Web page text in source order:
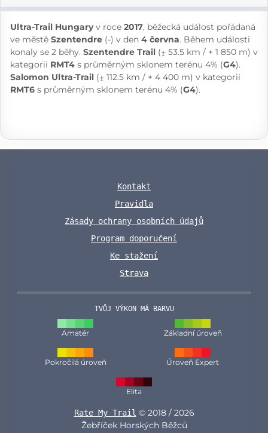
Ultra-Trail Hungaryv roce 2017, běžecká událost pořádaná
ve městě Szentendre (-) v den 4 června. Během události
konaly se 2 běhy. Szentendre Trail (⨦ 53.5 km / + 1 850 m) v
kategorii RMT4 s průměrným sklonem terénu 4% (G4).
Salomon Ultra-Trail (⨦ 112.5 km / + 4 400 m) v kategorii
RMT6 s průměrným sklonem terénu 4% (G4).
Kontakt
Pravidla
Zásady ochrany osobních údajů
Program doporučení
Ke stažení
Strava
TVŮJ VÝKON MÁ BARVU
Amatér Základní úroveň
Pokročilá úroveň Úroveň Expert
Elita
Rate My Trail © 2018 / 2026
Žebříček Horských Běžců